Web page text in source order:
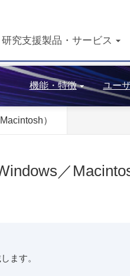
研究支援製品・サービス
機能・特徴 ユー
）
／
ます。